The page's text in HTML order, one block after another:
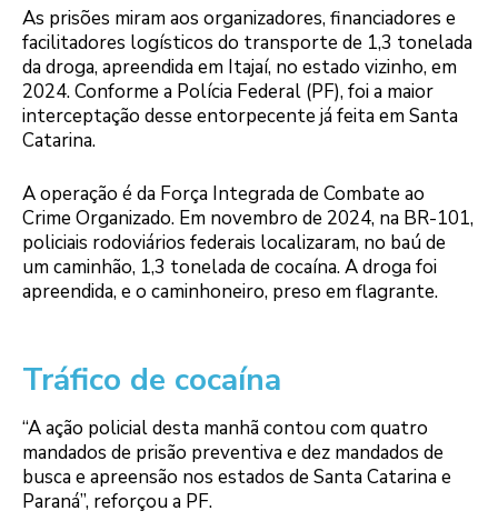
As prisões miram aos organizadores, financiadores e
facilitadores logísticos do transporte de 1,3 tonelada
da droga, apreendida em Itajaí, no estado vizinho, em
2024. Conforme a Polícia Federal (PF), foi a maior
interceptação desse entorpecente já feita em Santa
Catarina.
A operação é da Força Integrada de Combate ao
Crime Organizado. Em novembro de 2024, na BR-101,
policiais rodoviários federais localizaram, no baú de
um caminhão, 1,3 tonelada de cocaína. A droga foi
apreendida, e o caminhoneiro, preso em flagrante.
Tráfico de cocaína
“A ação policial desta manhã contou com quatro
mandados de prisão preventiva e dez mandados de
busca e apreensão nos estados de Santa Catarina e
Paraná”, reforçou a PF.